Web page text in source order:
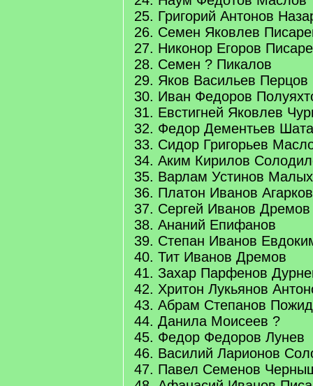
25. Григорий Антонов
26. Семен Яковлев
27. Никонор Егоров
28. Семен ? Пикалов
29. Яков Васильев Перцов
30. Иван Федоров
31. Евстигней Яковлев
32. Федор Дементьев
33. Сидор Григорьев
34. Аким Кирилов
35. Варлам Устинов
36. Платон Иванов Агарков
37. Сергей Иванов Дремов
38. Ананий Епифанов
39. Степан Иванов
40. Тит Иванов Дремов
41. Захар Парфенов
42. Хритон Лукьянов
43. Абрам Степанов
44. Данила Моисеев ?
45. Федор Федоров Лунев
46. Василий Ларионов
47. Павел Семенов